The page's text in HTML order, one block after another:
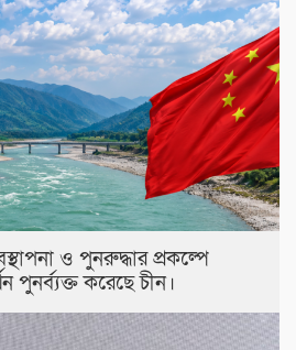
ও পুনরুদ্ধার প্রকল্পে
পুনর্ব্যক্ত করেছে চীন।